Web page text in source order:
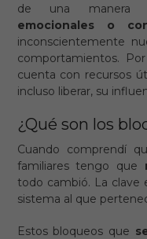
de una manera
emocionales o
inconscientemente
comportamientos.
cuenta con recursos
incluso liberar, su
¿Qué son los
Cuando comprendí
familiares tengo que
todo cambió. La clave
sistema al que
Estos bloqueos que